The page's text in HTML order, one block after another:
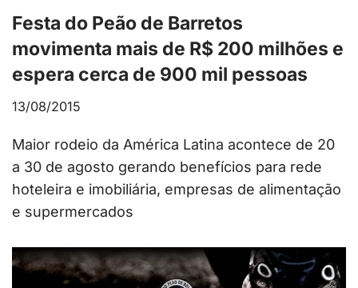
Festa do Peão de Barretos
movimenta mais de R$ 200 milhões e
espera cerca de 900 mil pessoas
13/08/2015
Maior rodeio da América Latina acontece de 20
a 30 de agosto gerando benefícios para rede
hoteleira e imobiliária, empresas de alimentação
e supermercados